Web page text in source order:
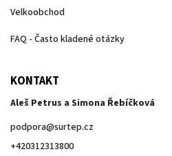
Velkoobchod
FAQ - Často kladené otázky
KONTAKT
Aleš Petrus a Simona Řebíčková
podpora@surtep.cz
+420312313800